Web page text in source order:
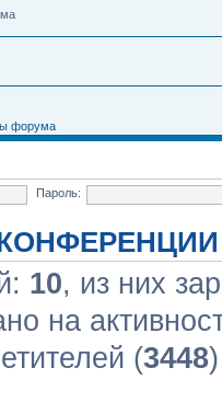
форума
Пароль:
10, из них
на
(3448